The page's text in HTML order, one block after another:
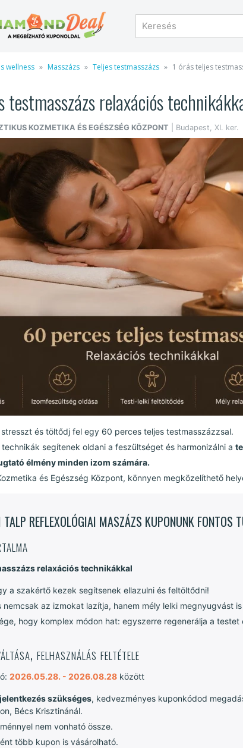
wellness Masszázs Teljes testmasszázs 1 órás teljes
testmasszázs relaxációs
KOZMETIKA ÉS EGÉSZSÉG KÖZPONT | Budapest, XI. ker.
és töltődj fel egy 60 perces teljes testmasszázzsal.
segítenek oldani a feszültséget és harmonizálni a
élmény minden izom számára.
és Egészség Központ, könnyen megközelíthető
REFLEXOLÓGIAI MASZÁZS KUPONUNK FONTOS
relaxációs technikákkal
a szakértő kezek segítsenek ellazulni és feltöltődni!
nemcsak az izmokat lazítja, hanem mély lelki megnyugvást
hogy komplex módon hat: egyszerre regenerálja a
felhasználás feltétele
2026.05.28. - 2026.08.28 között
szükséges, kedvezményes kuponkódod
Bécs Krisztinánál.
nem vonható össze.
több kupon is vásárolható.